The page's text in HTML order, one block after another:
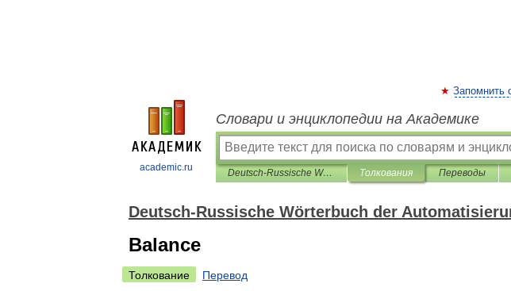
academic.ru
Запомнить
Словари и энциклопедии на Академике
Deutsch-Russische Wörterbuch der Automatisierung und Fernsteuerung Толкования Переводы
Deutsch-Russische Wörterbuch der
Balance
Толкование
Перевод